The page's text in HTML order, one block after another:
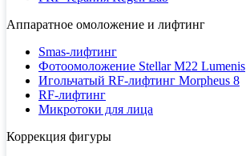
Аппаратное омоложение и лифтинг
Smas-лифтинг
Фотоомоложение Stellar M22 Lumenis
Игольчатый RF-лифтинг Morpheus 8
RF-лифтинг
Микротоки для лица
Коррекция фигуры